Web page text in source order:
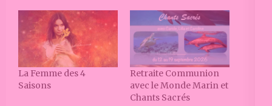
La Femme des 4
Saisons
Retraite Communion
avec le Monde Marin et
Chants Sacrés